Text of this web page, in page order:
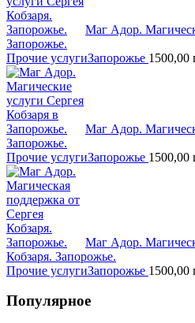
Маг Адор.
Запорожье.
Прочие услугиЗапорожье 1500,00
Маг Адор.
Запорожье.
Прочие услугиЗапорожье 1500,00
Маг Адор.
Кобзаря. Запорожье.
Прочие услугиЗапорожье 1500,00
Популярное